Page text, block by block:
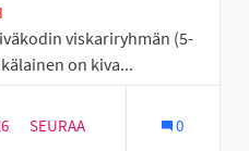
viskariryhmän (5-
on kiva...
16 SEURAAJAA
SEURAA 0